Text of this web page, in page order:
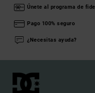
Únete al programa de
Pago 100% seguro
¿Necesitas ayuda?